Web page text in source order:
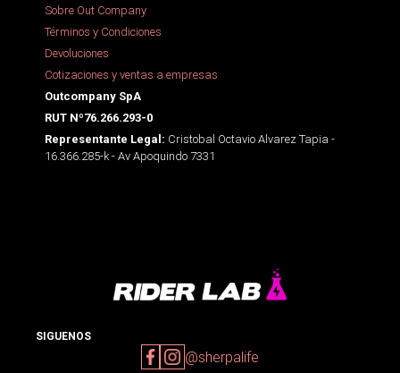
Sobre Out Company
Términos y Condiciones
Devoluciones
Cotizaciones y ventas a empresas
Outcompany SpA
RUT Nº76.266.293-0
Representante Legal: Cristobal Octavio Alvarez Tapia -
16.366.285-k - Av Apoquindo 7331
SIGUENOS
@sherpalife